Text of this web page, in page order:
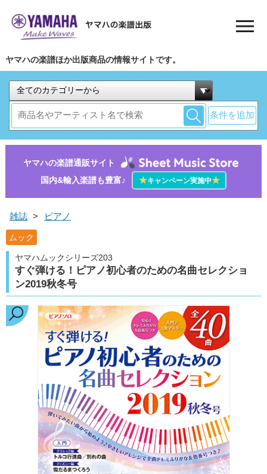
ヤマハの楽譜ほか出版商品の情報サイトです。
条件を追加
ヤマハの楽譜通販サイト
国内&輸入楽譜も豊富♪
★キャンペーン実施中★
雑誌 > ピアノ
ムック
ヤマハムックシリーズ203
すぐ弾ける！ピアノ初心者のための名曲セレクショ
ン2019秋冬号